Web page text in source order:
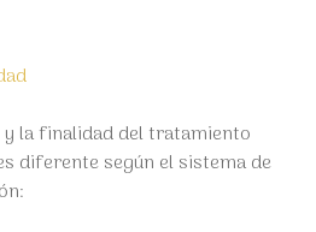
la finalidad del tratamiento
diferente según el sistema de